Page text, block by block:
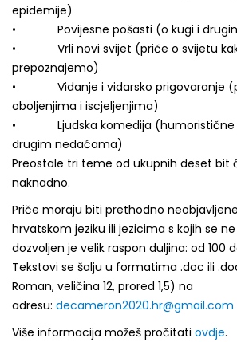
epidemije)
• Povijesne pošasti (o kugi i
• Vrli novi svijet (priče o svijetu
prepoznajemo)
• Vidanje i vidarsko prigovaranje
oboljenjima i iscjeljenjima)
• Ljudska komedija (humoristične
drugim nedaćama)
Preostale tri teme od ukupnih deset bit
naknadno.
Priče moraju biti prethodno
hrvatskom jeziku ili jezicima s kojih se
dozvoljen je velik raspon duljina: od 100
Tekstovi se šalju u formatima .doc ili
Roman, veličina 12, prored 1,5) na
adresu: decameron2020.hr@gmail.com
Više informacija možeš pročitati ovdje.